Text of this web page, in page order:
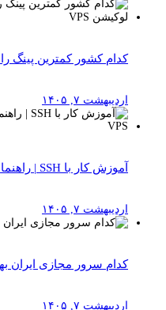
کدام کشور کمترین پینگ را
اردیبهشت ۷, ۱۴۰۵
آموزش کار با SSH | راهنمای کامل ا
اردیبهشت ۷, ۱۴۰۵
کدام سرور مجازی ایران
اردیبهشت ۷, ۱۴۰۵